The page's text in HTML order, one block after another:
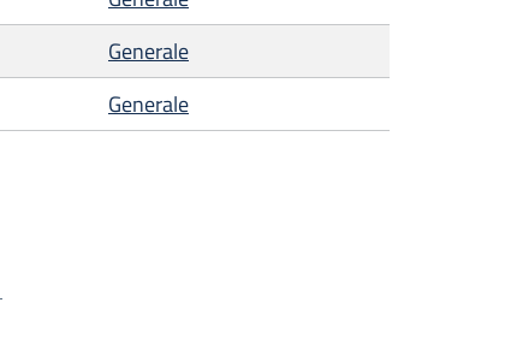
Generale
Generale
il numero della pagina a cui andare